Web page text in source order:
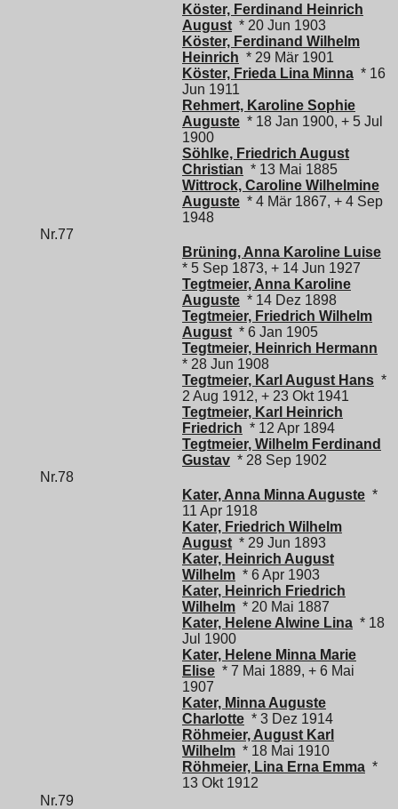
Köster, Ferdinand Heinrich
August * 20 Jun 1903
Köster, Ferdinand Wilhelm
Heinrich * 29 Mär 1901
Köster, Frieda Lina Minna * 16
Jun 1911
Rehmert, Karoline Sophie
Auguste * 18 Jan 1900, + 5 Jul
1900
Söhlke, Friedrich August
Christian * 13 Mai 1885
Wittrock, Caroline Wilhelmine
Auguste * 4 Mär 1867, + 4 Sep
1948
Nr.77
Brüning, Anna Karoline Luise
* 5 Sep 1873, + 14 Jun 1927
Tegtmeier, Anna Karoline
Auguste * 14 Dez 1898
Tegtmeier, Friedrich Wilhelm
August * 6 Jan 1905
Tegtmeier, Heinrich Hermann
* 28 Jun 1908
Tegtmeier, Karl August Hans *
2 Aug 1912, + 23 Okt 1941
Tegtmeier, Karl Heinrich
Friedrich * 12 Apr 1894
Tegtmeier, Wilhelm Ferdinand
Gustav * 28 Sep 1902
Nr.78
Kater, Anna Minna Auguste *
11 Apr 1918
Kater, Friedrich Wilhelm
August * 29 Jun 1893
Kater, Heinrich August
Wilhelm * 6 Apr 1903
Kater, Heinrich Friedrich
Wilhelm * 20 Mai 1887
Kater, Helene Alwine Lina * 18
Jul 1900
Kater, Helene Minna Marie
Elise * 7 Mai 1889, + 6 Mai
1907
Kater, Minna Auguste
Charlotte * 3 Dez 1914
Röhmeier, August Karl
Wilhelm * 18 Mai 1910
Röhmeier, Lina Erna Emma *
13 Okt 1912
Nr.79